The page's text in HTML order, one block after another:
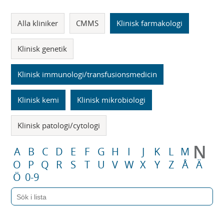
Alla kliniker CMMS Klinisk farmakologi
Klinisk genetik
Klinisk immunologi/transfusionsmedicin
Klinisk kemi Klinisk mikrobiologi
Klinisk patologi/cytologi
A B C D E F G H I J K L M N
O P Q R S T U V W X Y Z Å Ä
Ö 0-9